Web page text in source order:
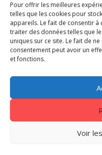
Pour offrir les meilleures
telles que les cookies pour
appareils. Le fait de consentir
traiter des données telles que
uniques sur ce site. Le fait de
consentement peut avoir un
et fonctions.
Voir
EnVol
Mentions